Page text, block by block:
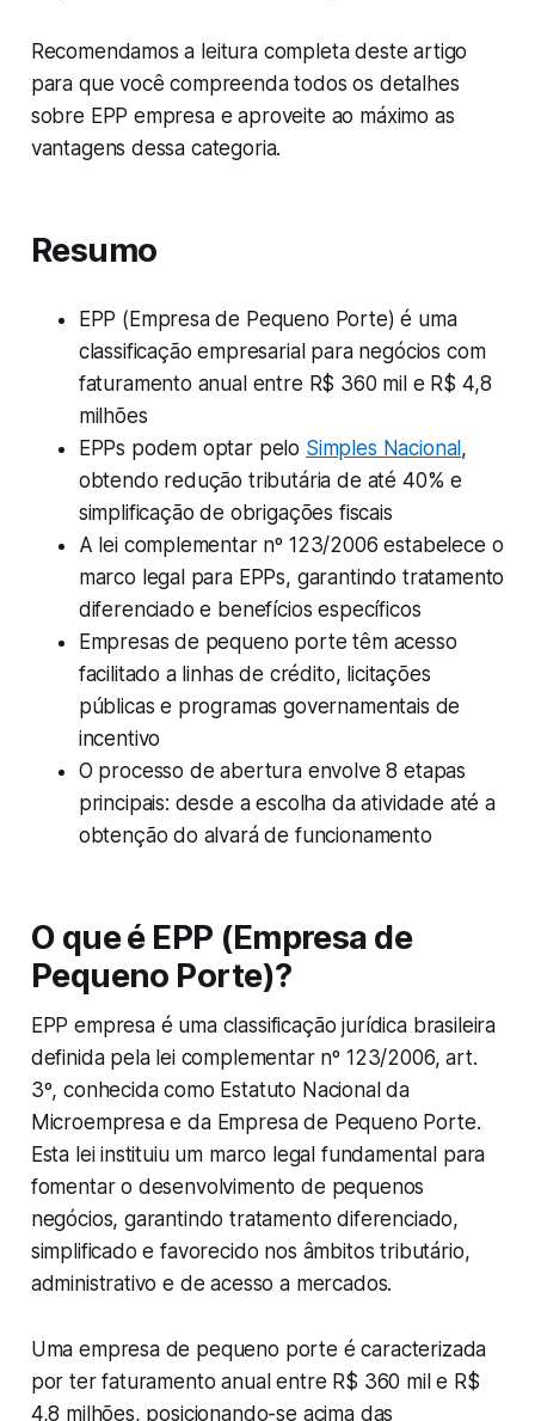
Recomendamos a leitura completa deste artigo
para que você compreenda todos os detalhes
sobre EPP empresa e aproveite ao máximo as
vantagens dessa categoria.
Resumo
EPP (Empresa de Pequeno Porte) é uma
classificação empresarial para negócios com
faturamento anual entre R$ 360 mil e R$ 4,8
milhões
EPPs podem optar pelo Simples Nacional ,
obtendo redução tributária de até 40% e
simplificação de obrigações fiscais
A lei complementar nº 123/2006 estabelece o
marco legal para EPPs, garantindo tratamento
diferenciado e benefícios específicos
Empresas de pequeno porte têm acesso
facilitado a linhas de crédito, licitações
públicas e programas governamentais de
incentivo
O processo de abertura envolve 8 etapas
principais: desde a escolha da atividade até a
obtenção do alvará de funcionamento
O que é EPP (Empresa de
Pequeno Porte)?
EPP empresa é uma classificação jurídica brasileira
definida pela lei complementar nº 123/2006, art.
3º, conhecida como Estatuto Nacional da
Microempresa e da Empresa de Pequeno Porte.
Esta lei instituiu um marco legal fundamental para
fomentar o desenvolvimento de pequenos
negócios, garantindo tratamento diferenciado,
simplificado e favorecido nos âmbitos tributário,
administrativo e de acesso a mercados.
Uma empresa de pequeno porte é caracterizada
por ter faturamento anual entre R$ 360 mil e R$
4,8 milhões, posicionando-se acima das